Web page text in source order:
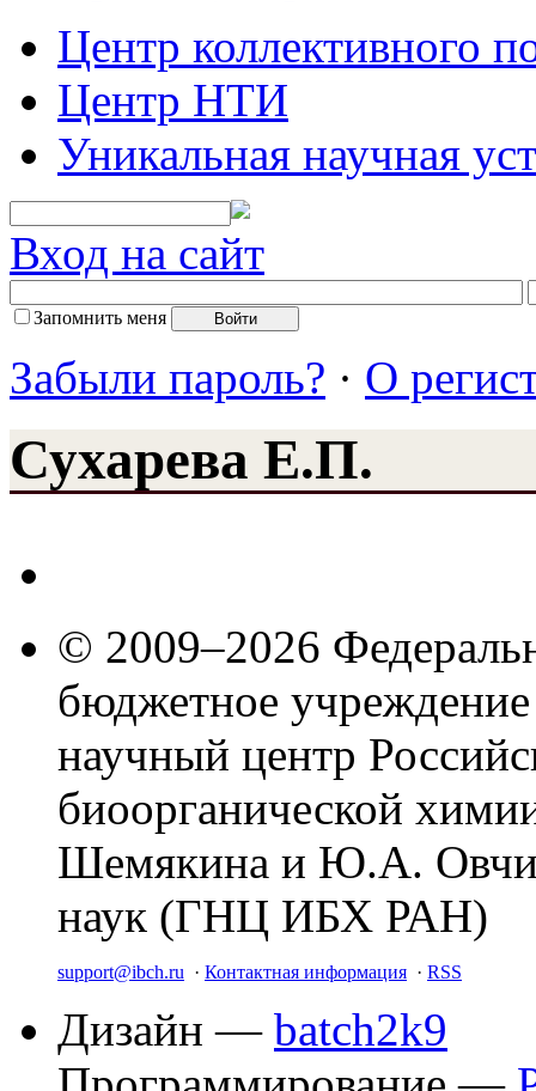
Центр коллективного
Центр НТИ
Уникальная научная
Вход на сайт
Запомнить меня
Забыли пароль? · О
Сухарева Е.П.
© 2009–2026
бюджетное
научный центр
биоорганической
Шемякина и Ю.А.
наук (ГНЦ ИБХ РАН)
support@ibch.ru · Контактная информация · RSS
Дизайн — batch2k9